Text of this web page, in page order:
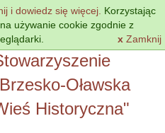
i dowiedz się więcej. Korzystając
używanie cookie zgodnie z
x Zamknij
Grupa Działania
Oławska
Historyczna"